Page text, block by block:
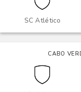
SC Atlético
CABO